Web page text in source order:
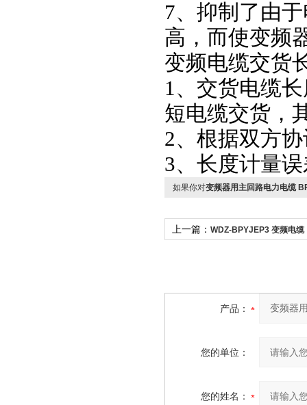
7、抑制了由
高，而使变频
变频电缆交货
1、交货电缆
短电缆交货，
2、根据双方
3、长度计量
如果你对变频器用主回路电力电缆
上一篇： WDZ-BPYJEP3 变频电缆
产品：
您的单位：
您的姓名：